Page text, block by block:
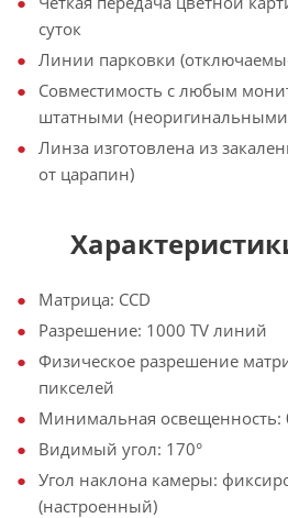
суток
Линии парковки
Совместимость с любым
штатными
Линза изготовлена из
от царапин)
Матрица: CCD
Разрешение: 1000 TV линий
Физическое разрешение
пикселей
Минимальная освещенность:
Видимый угол: 170°
Угол наклона камеры:
(настроенный)